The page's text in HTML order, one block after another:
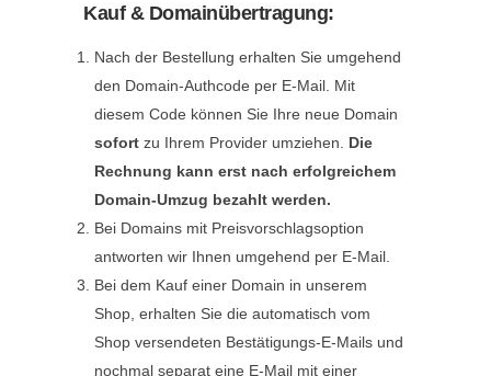
Kauf & Domainübertragung:
Nach der Bestellung erhalten Sie umgehend
den Domain-Authcode per E-Mail. Mit
diesem Code können Sie Ihre neue Domain
sofort zu Ihrem Provider umziehen. Die
Rechnung kann erst nach erfolgreichem
Domain-Umzug bezahlt werden.
Bei Domains mit Preisvorschlagsoption
antworten wir Ihnen umgehend per E-Mail.
Bei dem Kauf einer Domain in unserem
Shop, erhalten Sie die automatisch vom
Shop versendeten Bestätigungs-E-Mails und
nochmal separat eine E-Mail mit einer